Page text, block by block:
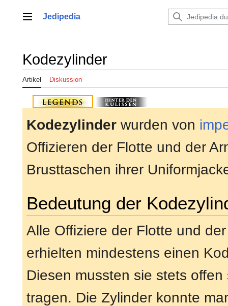
springenHauptmenü
Jedipedia
Kodezylinder
Artikel Diskussion
Kodezylinder wurden von
Offizieren der Flotte und der
Brusttaschen ihrer
Bedeutung der
Alle Offiziere der Flotte und
erhielten mindestens einen
Diesen mussten sie stets offen
tragen. Die Zylinder konnte